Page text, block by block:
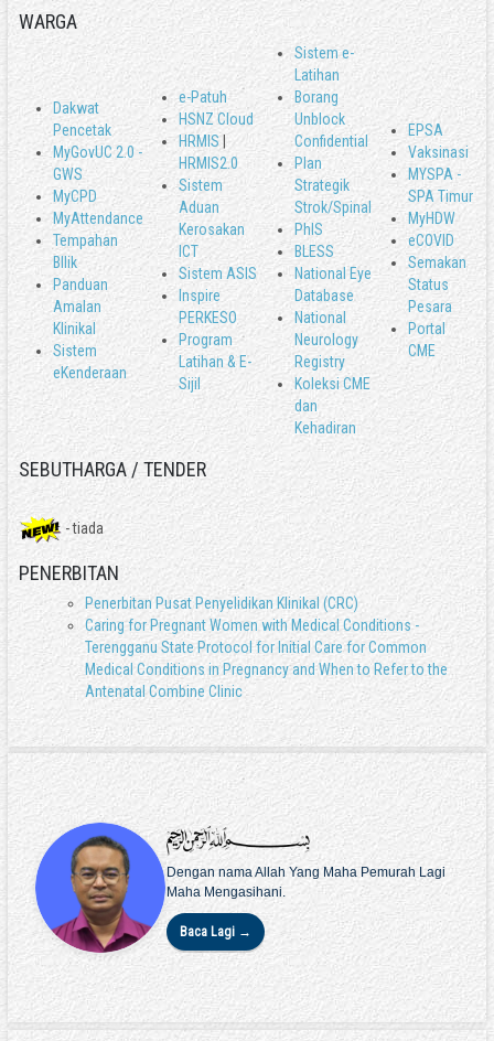
WARGA
Dakwat
Pencetak
MyGovUC 2.0 -
GWS
MyCPD
MyAttendance
Tempahan
BIlik
Panduan
Amalan
Klinikal
Sistem
eKenderaan
e-Patuh
HSNZ Cloud
HRMIS
HRMIS2.0
Sistem
Aduan
Kerosakan
ICT
Sistem ASIS
Inspire
PERKESO
Program
Latihan & E-
Sijil
Sistem e-
Latihan
Borang
Unblock
Confidential
Plan
Strategik
Strok/Spinal
PhIS
BLESS
National Eye
Database
National
Neurology
Registry
Koleksi CME
dan
Kehadiran
EPSA
Vaksinasi
MYSPA -
SPA Timur
MyHDW
eCOVID
Semakan
Status
Pesara
Portal
CME
SEBUTHARGA / TENDER
- tiada
PENERBITAN
Penerbitan Pusat Penyelidikan Klinikal (CRC)
Caring for Pregnant Women with Medical Conditions -
Terengganu State Protocol for Initial Care for Common
Medical Conditions in Pregnancy and When to Refer to the
Antenatal Combine Clinic
Dengan nama Allah Yang Maha Pemurah Lagi
Maha Mengasihani.
Baca Lagi →